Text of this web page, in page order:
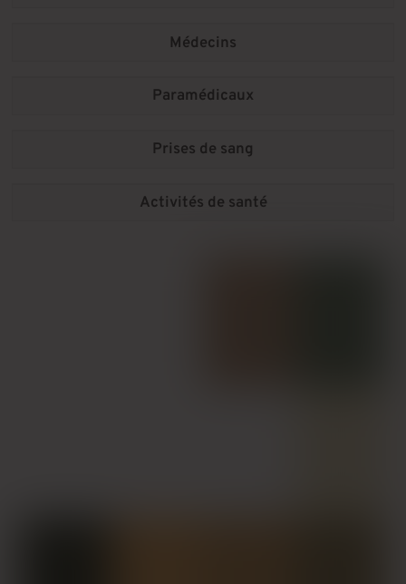
Médecins
Paramédicaux
Prises de sang
Activités de santé